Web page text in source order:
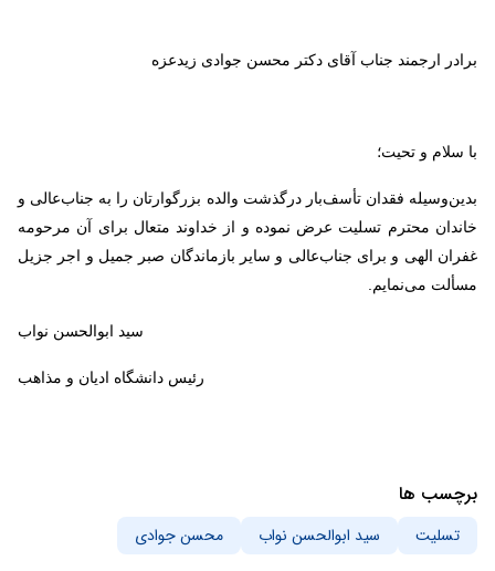
برادر ارجمند جناب آقای دکتر محسن جوادی زیدعزه
با سلام و تحیت؛
بدین‌وسیله فقدان تأسف‌‌بار درگذشت والده بزرگوارتان را به جناب‌عالی و
خاندان محترم تسلیت عرض نموده و از خداوند متعال برای آن مرحومه
غفران الهی و برای جناب‌عالی و سایر بازماندگان صبر جمیل و اجر جزیل
مسألت می‌نمایم.
سید ابوالحسن نواب
رئیس دانشگاه ادیان و مذاهب
برچسب ها
تسلیت سید ابوالحسن نواب محسن جوادی